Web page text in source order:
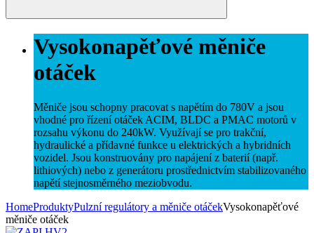
Vysokonapěťové měniče
otáček
Měniče jsou schopny pracovat s napětím do 780V a jsou
vhodné pro řízení otáček ACIM, BLDC a PMAC motorů v
rozsahu výkonu do 240kW. Využívají se pro trakční,
hydraulické a přídavné funkce u elektrických a hybridních
vozidel. Jsou konstruovány pro napájení z baterií (např.
lithiových) nebo z generátoru prostřednictvím stabilizovaného
napětí stejnosměrného meziobvodu.
HomeProduktyPulzní regulátory a měniče otáčekVysokonapěťové
měniče otáček